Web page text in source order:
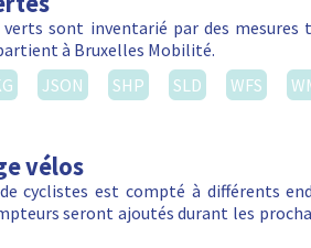
verts sont inventarié par des
à Bruxelles Mobilité.
JSON SHP SLD WFS
vélos
cyclistes est compté à différents
seront ajoutés durant les